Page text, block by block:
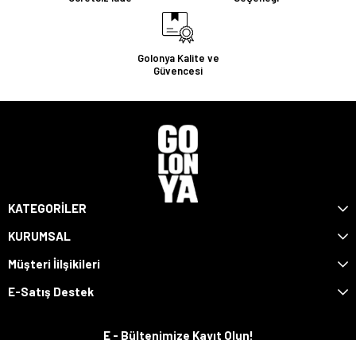
Golonya Kalite ve
Güvencesi
KATEGORİLER
KURUMSAL
Müşteri İilşikileri
E-Satış Destek
E - Bültenimize Kayıt Olun!